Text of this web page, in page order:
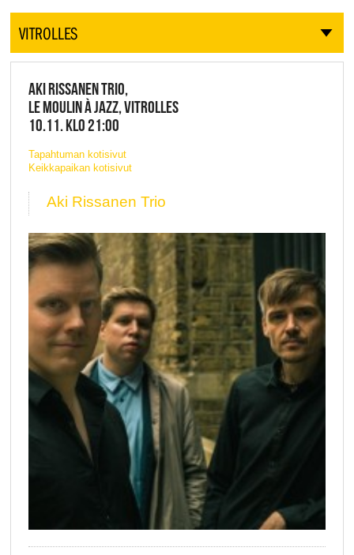
VITROLLES
AKI RISSANEN TRIO,
LE MOULIN À JAZZ, VITROLLES
10.11. KLO 21:00
Tapahtuman kotisivut
Keikkapaikan kotisivut
Aki Rissanen Trio